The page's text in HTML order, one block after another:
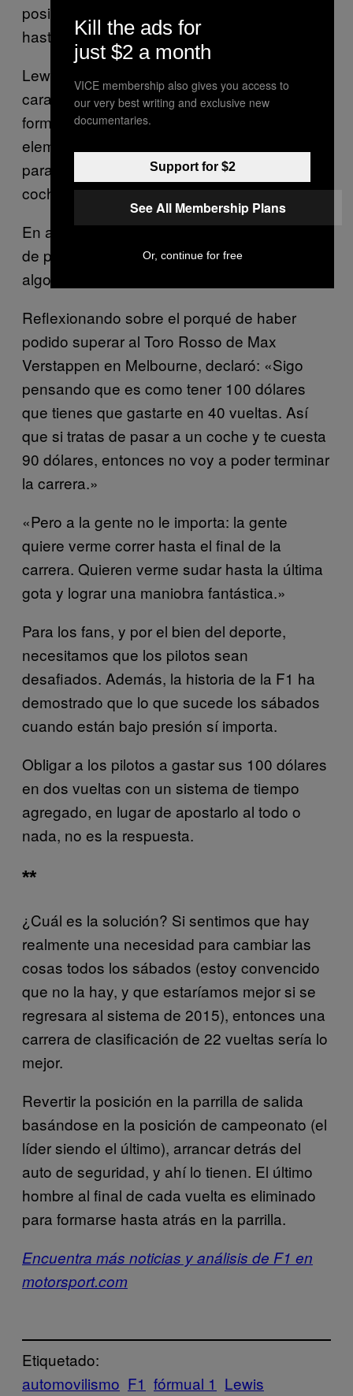
posibilidad de permitirles llegar el sábado
hasta el máximo nivel.
Lewis Hamilton habló maravillosamente de
cara al Gran Premio de Bahréin sobre la
forma en que la F1 ha perdido uno de sus
elementos clave: la necesidad de los pilotos
para jugársela cada vez que se suben a un
coche.
En algún punto dio una explicación perfecta
de por qué no poder llegar a los límites era
algo malo para el automovilismo.
Reflexionando sobre el porqué de haber
podido superar al Toro Rosso de Max
Verstappen en Melbourne, declaró: «Sigo
pensando que es como tener 100 dólares
que tienes que gastarte en 40 vueltas. Así
que si tratas de pasar a un coche y te cuesta
90 dólares, entonces no voy a poder terminar
la carrera.»
«Pero a la gente no le importa: la gente
quiere verme correr hasta el final de la
carrera. Quieren verme sudar hasta la última
gota y lograr una maniobra fantástica.»
Para los fans, y por el bien del deporte,
necesitamos que los pilotos sean
desafiados. Además, la historia de la F1 ha
demostrado que lo que sucede los sábados
cuando están bajo presión sí importa.
Obligar a los pilotos a gastar sus 100 dólares
en dos vueltas con un sistema de tiempo
agregado, en lugar de apostarlo al todo o
nada, no es la respuesta.
**
¿Cuál es la solución? Si sentimos que hay
realmente una necesidad para cambiar las
cosas todos los sábados (estoy convencido
que no la hay, y que estaríamos mejor si se
regresara al sistema de 2015), entonces una
carrera de clasificación de 22 vueltas sería lo
mejor.
Revertir la posición en la parrilla de salida
basándose en la posición de campeonato (el
líder siendo el último), arrancar detrás del
auto de seguridad, y ahí lo tienen. El último
hombre al final de cada vuelta es eliminado
para formarse hasta atrás en la parrilla.
Encuentra más noticias y análisis de F1 en
motorsport.com
Etiquetado:
automovilismo F1 fórmual 1 Lewis
Kill the ads for
just $2 a month
VICE membership also gives you access to
our very best writing and exclusive new
documentaries.
Support for $2
See All Membership Plans
Or, continue for free